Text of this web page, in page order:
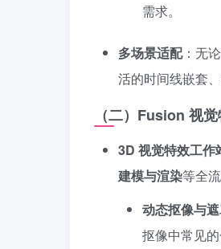
需求。
多场景适配：无
活的时间线嵌套
（二）Fusion 视
3D 视觉特效工作
建模与渲染等全
动态抠像与
抠像中常见的